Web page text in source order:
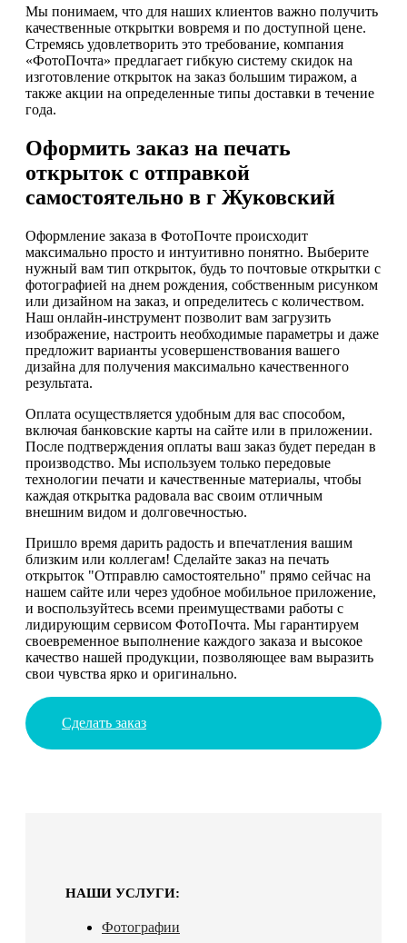
Мы понимаем, что для наших клиентов важно получить
качественные открытки вовремя и по доступной цене.
Стремясь удовлетворить это требование, компания
«ФотоПочта» предлагает гибкую систему скидок на
изготовление открыток на заказ большим тиражом, а
также акции на определенные типы доставки в течение
года.
Оформить заказ на печать
открыток с отправкой
самостоятельно в г Жуковский
Оформление заказа в ФотоПочте происходит
максимально просто и интуитивно понятно. Выберите
нужный вам тип открыток, будь то почтовые открытки с
фотографией на днем рождения, собственным рисунком
или дизайном на заказ, и определитесь с количеством.
Наш онлайн-инструмент позволит вам загрузить
изображение, настроить необходимые параметры и даже
предложит варианты усовершенствования вашего
дизайна для получения максимально качественного
результата.
Оплата осуществляется удобным для вас способом,
включая банковские карты на сайте или в приложении.
После подтверждения оплаты ваш заказ будет передан в
производство. Мы используем только передовые
технологии печати и качественные материалы, чтобы
каждая открытка радовала вас своим отличным
внешним видом и долговечностью.
Пришло время дарить радость и впечатления вашим
близким или коллегам! Сделайте заказ на печать
открыток "Отправлю самостоятельно" прямо сейчас на
нашем сайте или через удобное мобильное приложение,
и воспользуйтесь всеми преимуществами работы с
лидирующим сервисом ФотоПочта. Мы гарантируем
своевременное выполнение каждого заказа и высокое
качество нашей продукции, позволяющее вам выразить
свои чувства ярко и оригинально.
Сделать заказ
НАШИ УСЛУГИ:
Фотографии